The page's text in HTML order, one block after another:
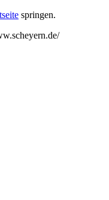
springen.